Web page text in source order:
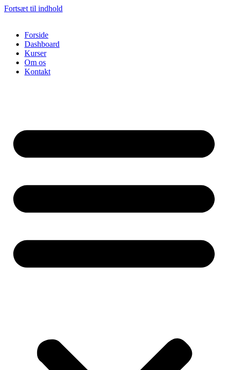
Fortsæt til indhold
Forside
Dashboard
Kurser
Om os
Kontakt